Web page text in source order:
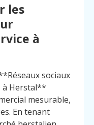
les
à
sociaux
à Herstal**
mesurable,
En tenant